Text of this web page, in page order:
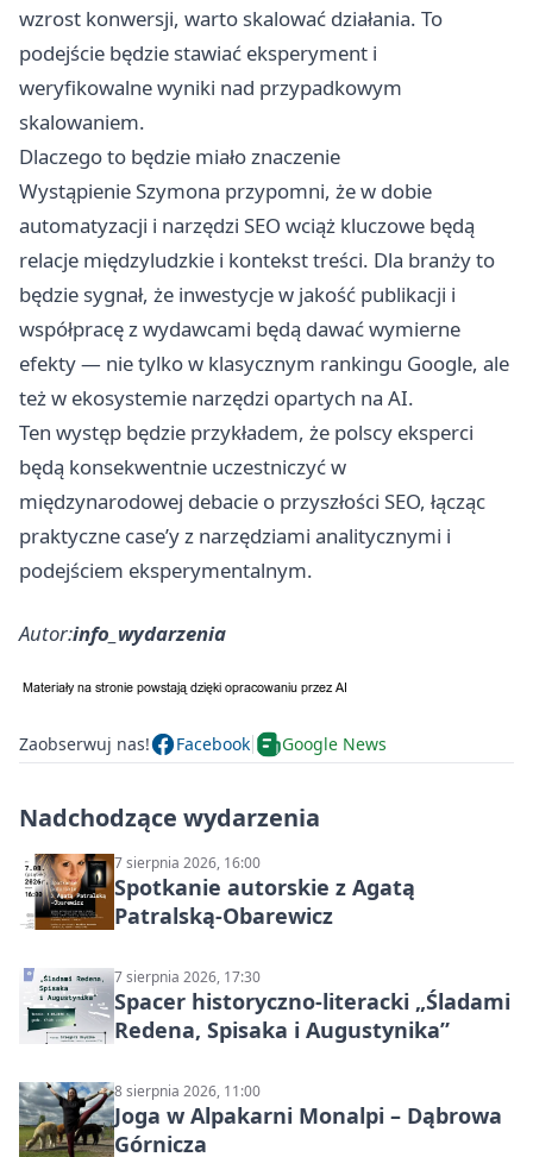
wzrost konwersji, warto skalować działania. To
podejście będzie stawiać eksperyment i
weryfikowalne wyniki nad przypadkowym
skalowaniem.
Dlaczego to będzie miało znaczenie
Wystąpienie Szymona przypomni, że w dobie
automatyzacji i narzędzi SEO wciąż kluczowe będą
relacje międzyludzkie i kontekst treści. Dla branży to
będzie sygnał, że inwestycje w jakość publikacji i
współpracę z wydawcami będą dawać wymierne
efekty — nie tylko w klasycznym rankingu Google, ale
też w ekosystemie narzędzi opartych na AI.
Ten występ będzie przykładem, że polscy eksperci
będą konsekwentnie uczestniczyć w
międzynarodowej debacie o przyszłości SEO, łącząc
praktyczne case’y z narzędziami analitycznymi i
podejściem eksperymentalnym.
Autor:info_wydarzenia
Zaobserwuj nas! Facebook Google News
Nadchodzące wydarzenia
7 sierpnia 2026, 16:00
Spotkanie autorskie z Agatą
Patralską-Obarewicz
7 sierpnia 2026, 17:30
Spacer historyczno-literacki „Śladami
Redena, Spisaka i Augustynika”
8 sierpnia 2026, 11:00
Joga w Alpakarni Monalpi – Dąbrowa
Górnicza